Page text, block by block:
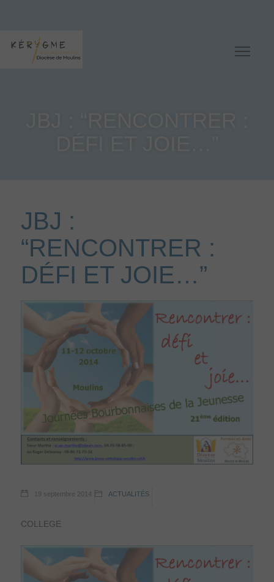
JBJ :
“RENCONTRER :
DÉFI ET JOIE…”
19 septembre 2014 ACTUALITÉS
COLLEGE